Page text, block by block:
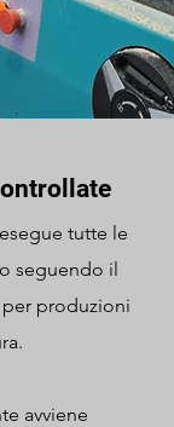
tutte le
seguendo il
produzioni
avviene